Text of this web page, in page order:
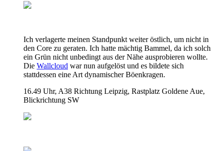
Ich verlagerte meinen Standpunkt weiter östlich, um nicht in
den Core zu geraten. Ich hatte mächtig Bammel, da ich solch
ein Grün nicht unbedingt aus der Nähe ausprobieren wollte.
Die Wallcloud war nun aufgelöst und es bildete sich
stattdessen eine Art dynamischer Böenkragen.
16.49 Uhr, A38 Richtung Leipzig, Rastplatz Goldene Aue,
Blickrichtung SW